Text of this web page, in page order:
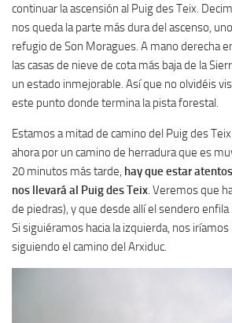
continuar la ascensión al Puig des Teix.
nos queda la parte más dura del ascenso,
refugio de Son Moragues. A mano derecha
las casas de nieve de cota más baja de la
un estado inmejorable. Así que no olvidéis
este punto donde termina la pista forestal.
Estamos a mitad de camino del Puig des
ahora por un camino de herradura que es
20 minutos más tarde, hay que estar
nos llevará al Puig des Teix . Veremos que
de piedras), y que desde allí el sendero enfila
Si siguiéramos hacia la izquierda, nos
siguiendo el camino del Arxiduc.